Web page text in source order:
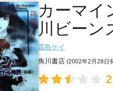
カーマイ
川ビーン
霜島ケイ
角川書店 (2002年2月28日